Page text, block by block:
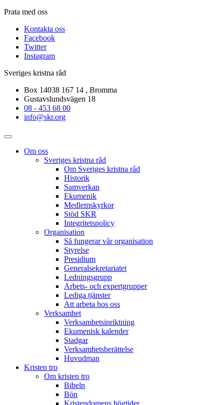
Prata med oss
Kontakta oss
Facebook
Twitter
Instagram
Sveriges kristna råd
Box 14038 167 14 , Bromma
Gustavslundsvägen 18
08 - 453 68 00
info@skr.org
Om oss
Sveriges kristna råd
Om Sveriges kristna råd
Historik
Samverkan
Ekumenik
Medlemskyrkor
Stöd SKR
Integritetspolicy
Organisation
Så fungerar vår organisation
Styrelse
Presidium
Generalsekretariatet
Ledningsgrupp
Arbets- och expertgrupper
Lediga tjänster
Att arbeta hos oss
Verksamhet
Verksamhetsinriktning
Ekumenisk kalender
Stadgar
Verksamhetsberättelse
Huvudman
Kristen tro
Om kristen tro
Bibeln
Bön
Kristendomens högtider